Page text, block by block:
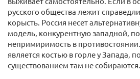
русского общества лежит
корысть. Россия несет
модель, конкурентную западной,
непримиримость в
является костью в горле у Запада,
существованием там не собираются.